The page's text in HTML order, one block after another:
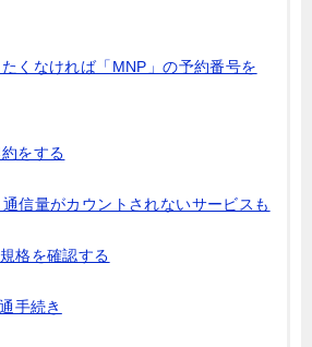
くなければ「MNP」の予約番号を
をする
信量がカウントされないサービスも
格を確認する
手続き